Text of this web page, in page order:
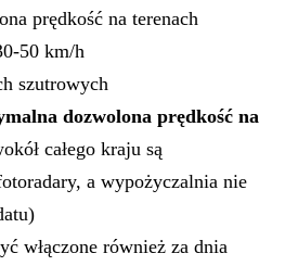
prędkość na terenach
50 km/h
szutrowych
dozwolona prędkość na
całego kraju są
a wypożyczalnia nie
włączone również za dnia